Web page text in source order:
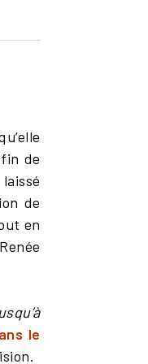
de
de
en
le